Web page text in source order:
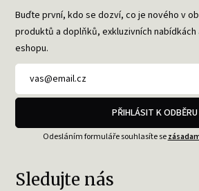
Buďte první, kdo se dozví, co je nového v
produktů a doplňků, exkluzivních nabídkách
eshopu.
PŘIHLÁSIT K ODBĚRU
Odesláním formuláře souhlasíte se
Sledujte nás